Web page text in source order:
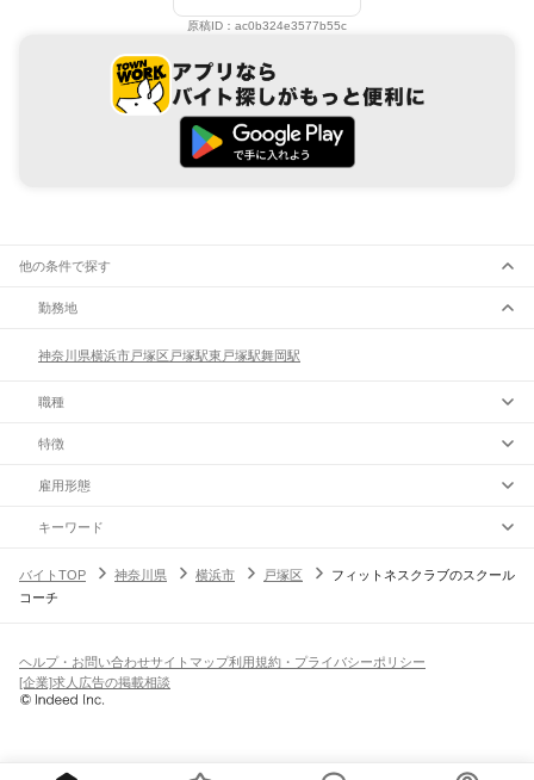
原稿ID： ac0b324e3577b55c
他の条件で探す
勤務地
神奈川県横浜市戸塚区戸塚駅東戸塚駅舞岡駅
職種
特徴
雇用形態
キーワード
バイトTOP 神奈川県 横浜市 戸塚区
フィットネスクラブのスクール
コーチ
ヘルプ・お問い合わせサイトマップ利用規約・プライバシーポリシー
[企業]求人広告の掲載相談